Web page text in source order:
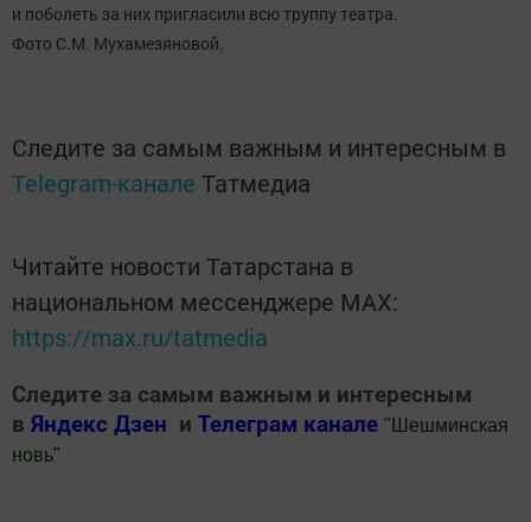
и поболеть за них пригласили всю труппу театра.
Фото С.М. Мухамезяновой.
Следите за самым важным и интересным в
Telegram-канале Татмедиа
Читайте новости Татарстана в
национальном мессенджере MАХ:
https://max.ru/tatmedia
Следите за самым важным и интересным
в Яндекс Дзен и Телеграм канале " Шешминская
новь"